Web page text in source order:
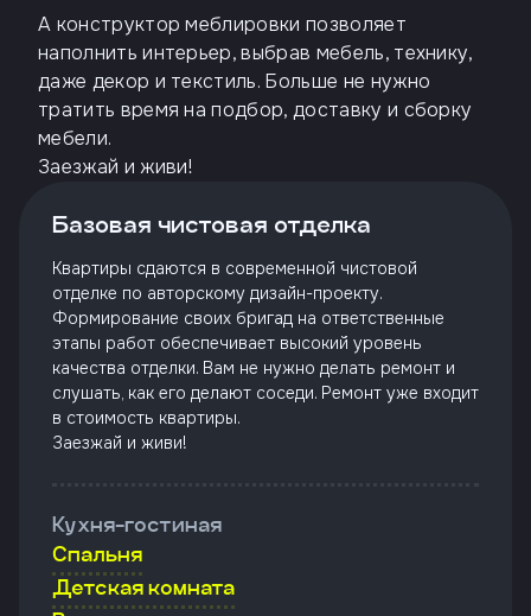
А конструктор меблировки позволяет
наполнить интерьер, выбрав мебель, технику,
даже декор и текстиль. Больше не нужно
тратить время на подбор, доставку и сборку
мебели.
Заезжай и живи!
Базовая чистовая отделка
Квартиры сдаются в современной чистовой
отделке по авторскому дизайн-проекту.
Формирование своих бригад на ответственные
этапы работ обеспечивает высокий уровень
качества отделки. Вам не нужно делать ремонт и
слушать, как его делают соседи. Ремонт уже входит
в стоимость квартиры.
Заезжай и живи!
Кухня-гостиная
Спальня
Детская комната
Откликнуться
Имя
Телефон
Добавьте файл резюме
согласен
на
обработку
персональных
данных